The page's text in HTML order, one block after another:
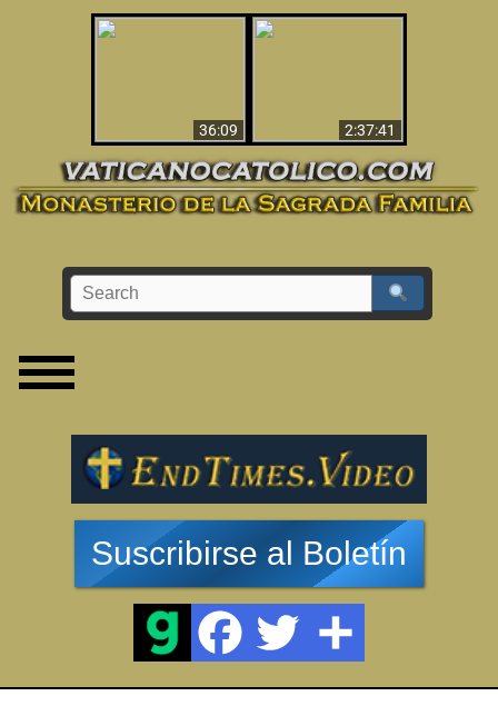
36:09
2:37:41
Suscribirse al Boletín